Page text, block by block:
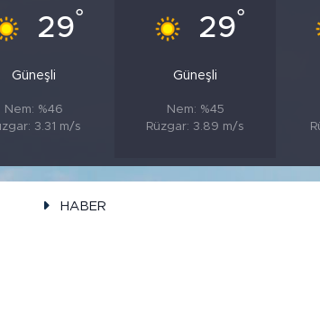
29°
Güneşli
Nem: %46
3.31 m/s
29°
Güneşli
Nem: %45
Rüzgar: 3.89 m/s
HABER